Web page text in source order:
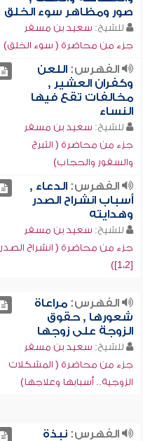
صور ومظاهر سوء الخلق
للشيخ: سعيد بن مسفر
جزء من محاضرة ( سوء الخلق)
الفهرس:اللعن
وكفران العشير ,
مخالفات تقع فيها
النساء
للشيخ: سعيد بن مسفر
جزء من محاضرة ( التبرج
والسفور والحجاب)
الفهرس:الدعاء ,
أسباب انشراح الصدر
وهدايته
للشيخ: سعيد بن مسفر
جزء من محاضرة ( انشراح الصدر
[1،2])
الفهرس:مراعاة
شعورها , حقوق
الزوجة على زوجها
للشيخ: سعيد بن مسفر
جزء من محاضرة ( المشكلات
الزوجية.. أسبابها وعلاجها)
الفهرس:نبذة